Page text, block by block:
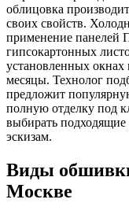
облицовка
своих свойств.
применение панелей
гипсокартонных
установленных
месяцы. Технолог
предложит
полную отделку под
выбирать
эскизам.
Виды
Москве